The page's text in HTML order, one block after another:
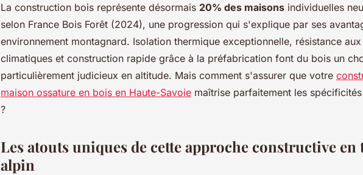
La construction bois représente désormais 20% des maisons individuelles
selon France Bois Forêt (2024), une progression qui s'explique par ses
environnement montagnard. Isolation thermique exceptionnelle, résistance
climatiques et construction rapide grâce à la préfabrication font du bois un
particulièrement judicieux en altitude. Mais comment s'assurer que votre
maison ossature en bois en Haute-Savoie maîtrise parfaitement les
?
Les atouts uniques de cette approche constructive
alpin